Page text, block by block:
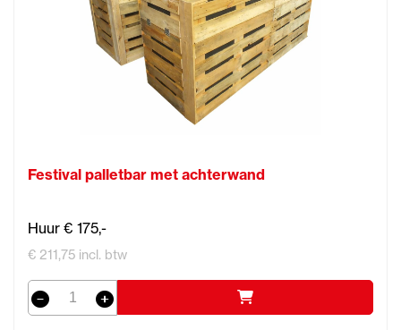
Festival palletbar met achterwand
Huur € 175,-
€ 211,75 incl. btw